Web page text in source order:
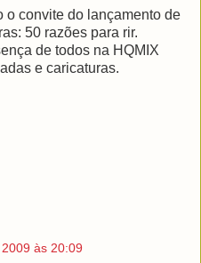
o convite do lançamento de
50 razões para rir.
de todos na HQMIX
e caricaturas.
às 20:09